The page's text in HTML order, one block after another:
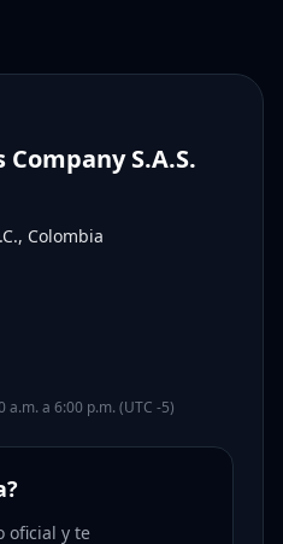
S.A.S.
Colombia
a 6:00 p.m. (UTC -5)
oficial y te